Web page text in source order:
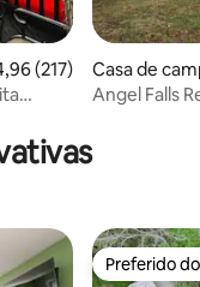
de uma avaliação
(217)
Casa de
Angel Falls
Preferido
Preferido